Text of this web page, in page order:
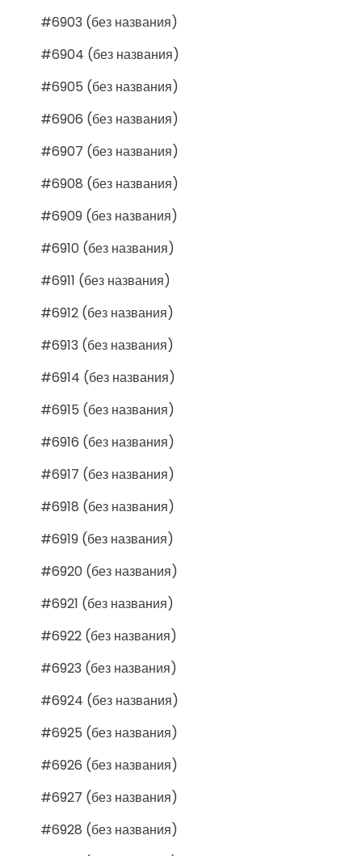
#6903 (без названия)
#6904 (без названия)
#6905 (без названия)
#6906 (без названия)
#6907 (без названия)
#6908 (без названия)
#6909 (без названия)
#6910 (без названия)
#6911 (без названия)
#6912 (без названия)
#6913 (без названия)
#6914 (без названия)
#6915 (без названия)
#6916 (без названия)
#6917 (без названия)
#6918 (без названия)
#6919 (без названия)
#6920 (без названия)
#6921 (без названия)
#6922 (без названия)
#6923 (без названия)
#6924 (без названия)
#6925 (без названия)
#6926 (без названия)
#6927 (без названия)
#6928 (без названия)